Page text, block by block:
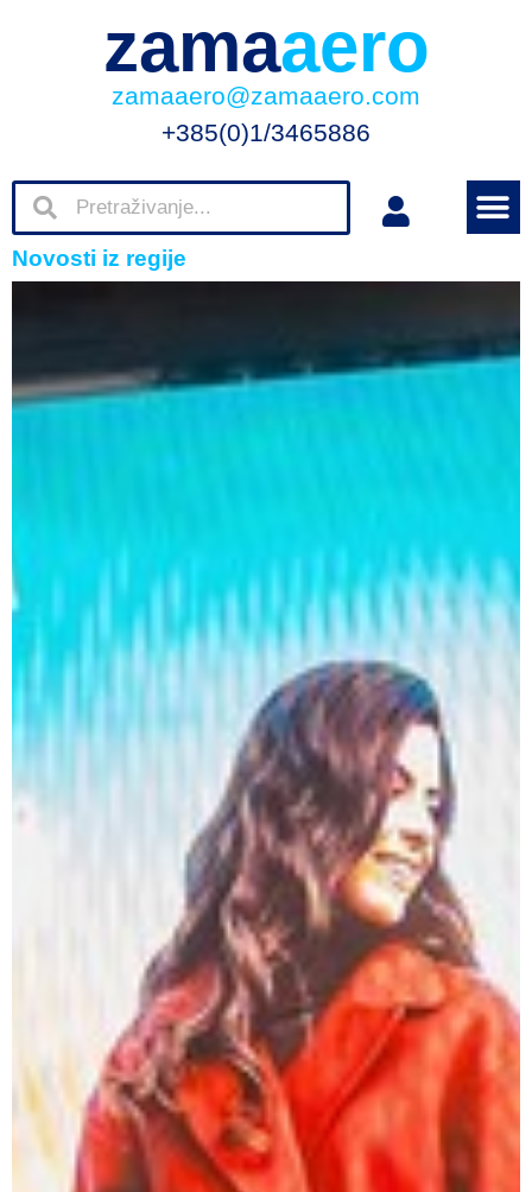
zamaaero
zamaaero@zamaaero.com
+385(0)1/3465886
Novosti iz regije